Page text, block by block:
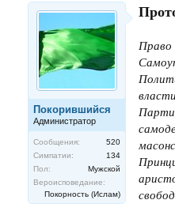
Покорившийся
Администратор
Сообщения:
520
Симпатии:
134
Пол:
Мужской
Вероисповедание:
Покорность (Ислам)
Право